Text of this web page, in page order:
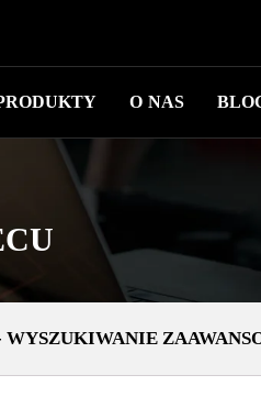
O NAS